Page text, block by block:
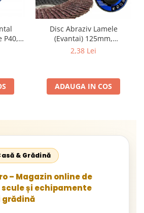
P40,
Disc Abraziv Lamele
(Evantai) 125mm,
Granulație , pentru Metal și
2,38 Lei
ADAUGA IN COS
& Grădină
– Magazin online de
și echipamente
grădină